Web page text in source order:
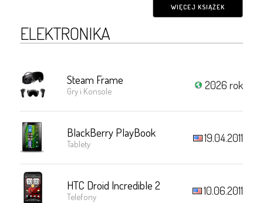
WIĘCEJ KSIĄŻEK
ELEKTRONIKA
Steam Frame
Gry i Konsole 2026 rok
BlackBerry PlayBook
Tablety 19.04.2011
HTC Droid Incredible 2
Telefony 10.06.2011